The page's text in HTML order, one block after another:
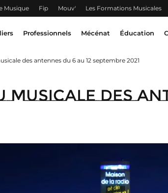
Musique Fip Mouv' Les Formations Musicales
Professionnels Mécénat Éducation
des antennes du 6 au 12 septembre 2021
des